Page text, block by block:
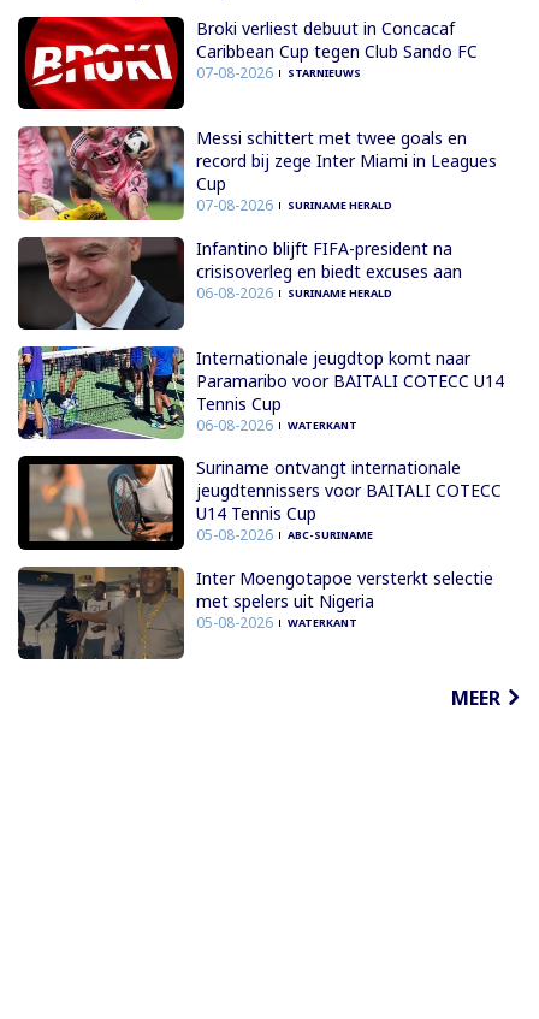
Broki verliest debuut in Concacaf
Caribbean Cup tegen Club Sando FC
07-08-2026 STARNIEUWS
Messi schittert met twee goals en
record bij zege Inter Miami in Leagues
Cup
07-08-2026 SURINAME HERALD
Infantino blijft FIFA-president na
crisisoverleg en biedt excuses aan
06-08-2026 SURINAME HERALD
Internationale jeugdtop komt naar
Paramaribo voor BAITALI COTECC U14
Tennis Cup
06-08-2026 WATERKANT
Suriname ontvangt internationale
jeugdtennissers voor BAITALI COTECC
U14 Tennis Cup
05-08-2026 ABC-SURINAME
Inter Moengotapoe versterkt selectie
met spelers uit Nigeria
05-08-2026 WATERKANT
MEER